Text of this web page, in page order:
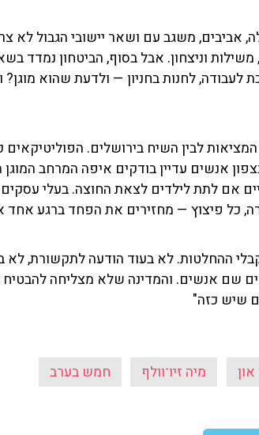
אביבים, משגב עם ושאר יישובי הגבול לא
וניצחון. אבל בסוף, הביטחון נמדד
לחנות בחניון — ולדעת שהוא מוגן?
לבין השיח בירושלים. הפוליטיקאים
אנשים עדיין בודקים איפה המרחב
אם לתת לילדים לצאת החוצה. בעלי
כל פיצוץ — מחזירים את הפחד ברגע אחד
ההחלטות. לא בעוד הודעה לתקשורת, לא
שם אנשים. והמדינה שלא מצליחה
שיש כזה"
און מיה זיו־וולף חמש בערב